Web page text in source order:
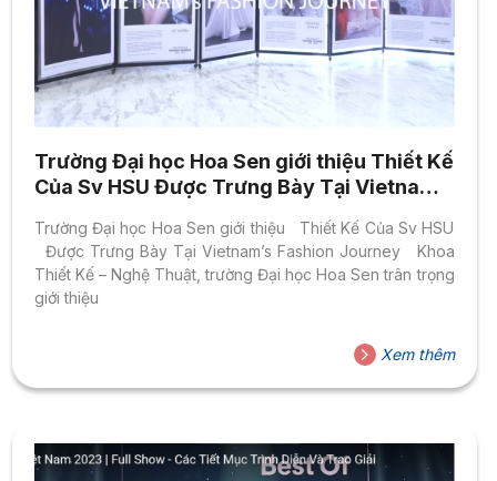
Trường Đại học Hoa Sen giới thiệu Thiết Kế
Của Sv HSU Được Trưng Bày Tại Vietnam’s
Trường Đại học Hoa Sen giới thiệu Thiết Kế Của Sv HSU
Được Trưng Bày Tại Vietnam’s Fashion Journey Khoa
Thiết Kế – Nghệ Thuật, trường Đại học Hoa Sen trân trọng
giới thiệu
Xem thêm